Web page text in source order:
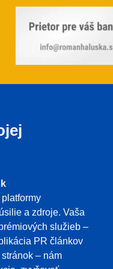
a zdroje. Vaša
služieb –
PR článkov
– nám